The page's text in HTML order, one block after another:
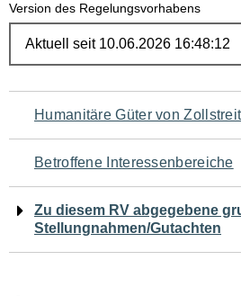
Version des Regelungsvorhabens
Navigation
für
den
Seiteninhalt
Humanitäre Güter von
Betroffene Interessenbereiche
Zu diesem RV abgegebene
Stellungnahmen/Gutachten